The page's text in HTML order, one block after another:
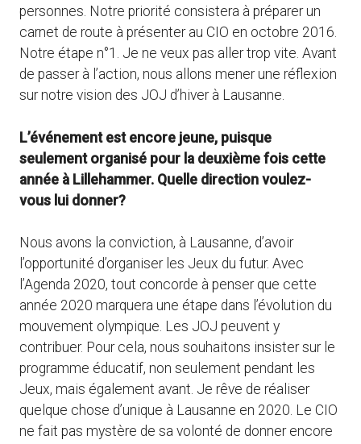
personnes. Notre priorité consistera à préparer un
carnet de route à présenter au CIO en octobre 2016.
Notre étape n°1. Je ne veux pas aller trop vite. Avant
de passer à l’action, nous allons mener une réflexion
sur notre vision des JOJ d’hiver à Lausanne.
L’événement est encore jeune, puisque
seulement organisé pour la deuxième fois cette
année à Lillehammer. Quelle direction voulez-
vous lui donner?
Nous avons la conviction, à Lausanne, d’avoir
l’opportunité d’organiser les Jeux du futur. Avec
l’Agenda 2020, tout concorde à penser que cette
année 2020 marquera une étape dans l’évolution du
mouvement olympique. Les JOJ peuvent y
contribuer. Pour cela, nous souhaitons insister sur le
programme éducatif, non seulement pendant les
Jeux, mais également avant. Je rêve de réaliser
quelque chose d’unique à Lausanne en 2020. Le CIO
ne fait pas mystère de sa volonté de donner encore